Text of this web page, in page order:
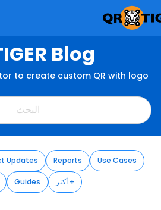
Blog
to create custom QR with logo
Updates Reports Use Cases
Guides أكثر +